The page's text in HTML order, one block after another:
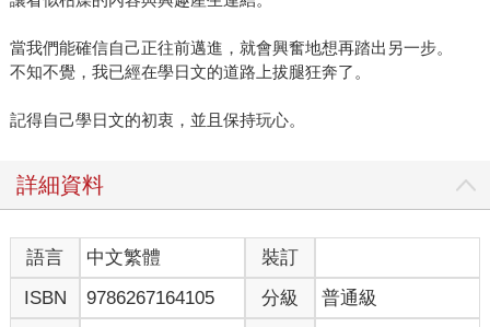
當我們能確信自己正往前邁進，就會興奮地想再踏出另一步。
不知不覺，我已經在學日文的道路上拔腿狂奔了。
記得自己學日文的初衷，並且保持玩心。
詳細資料
語言 中文繁體
裝訂
ISBN
9786267164105 分級 普通級